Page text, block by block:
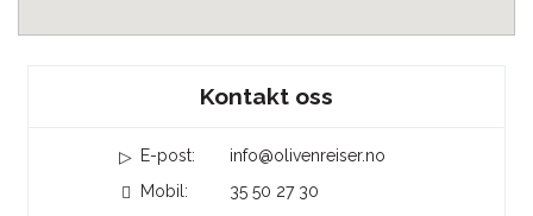
Sosiale medier
Kontakt oss
E-post:
info@olivenreiser.no
Mobil:
35 50 27 30